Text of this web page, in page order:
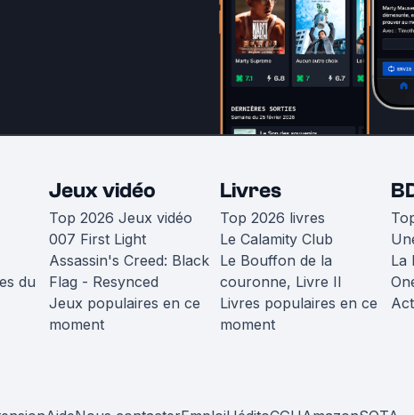
du
Jeux vidéo
Top 2026 Jeux vidéo
007 First Light
Assassin's Creed: Black
Flag - Resynced
Jeux populaires en ce
moment
Livres
Top 2026 livres
Le Calamity Club
Le Bouffon de la
couronne, Livre II
Livres populaires en ce
moment
La